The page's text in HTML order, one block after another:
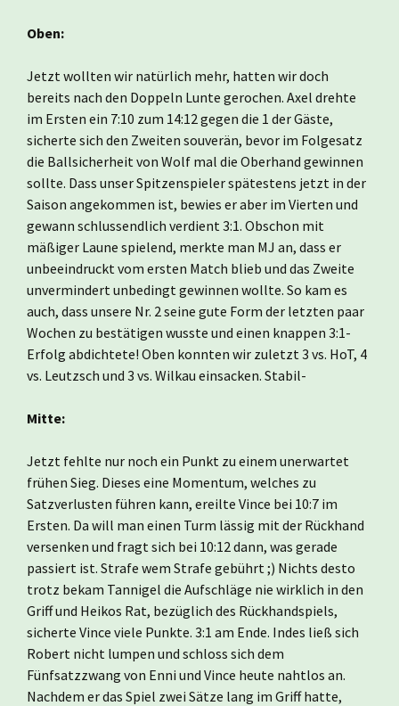
Oben:
Jetzt wollten wir natürlich mehr, hatten wir doch
bereits nach den Doppeln Lunte gerochen. Axel drehte
im Ersten ein 7:10 zum 14:12 gegen die 1 der Gäste,
sicherte sich den Zweiten souverän, bevor im Folgesatz
die Ballsicherheit von Wolf mal die Oberhand gewinnen
sollte. Dass unser Spitzenspieler spätestens jetzt in der
Saison angekommen ist, bewies er aber im Vierten und
gewann schlussendlich verdient 3:1. Obschon mit
mäßiger Laune spielend, merkte man MJ an, dass er
unbeeindruckt vom ersten Match blieb und das Zweite
unvermindert unbedingt gewinnen wollte. So kam es
auch, dass unsere Nr. 2 seine gute Form der letzten paar
Wochen zu bestätigen wusste und einen knappen 3:1-
Erfolg abdichtete! Oben konnten wir zuletzt 3 vs. HoT, 4
vs. Leutzsch und 3 vs. Wilkau einsacken. Stabil-
Mitte:
Jetzt fehlte nur noch ein Punkt zu einem unerwartet
frühen Sieg. Dieses eine Momentum, welches zu
Satzverlusten führen kann, ereilte Vince bei 10:7 im
Ersten. Da will man einen Turm lässig mit der Rückhand
versenken und fragt sich bei 10:12 dann, was gerade
passiert ist. Strafe wem Strafe gebührt ;) Nichts desto
trotz bekam Tannigel die Aufschläge nie wirklich in den
Griff und Heikos Rat, bezüglich des Rückhandspiels,
sicherte Vince viele Punkte. 3:1 am Ende. Indes ließ sich
Robert nicht lumpen und schloss sich dem
Fünfsatzzwang von Enni und Vince heute nahtlos an.
Nachdem er das Spiel zwei Sätze lang im Griff hatte,